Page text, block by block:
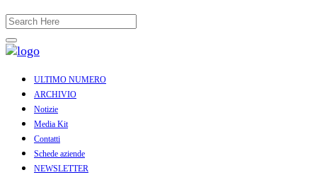
ULTIMO NUMERO
ARCHIVIO
Notizie
Media Kit
Contatti
Schede aziende
NEWSLETTER